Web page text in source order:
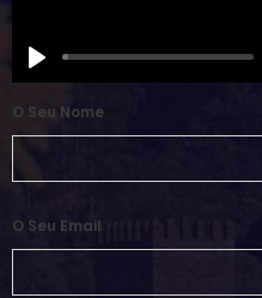
O Seu Nome
O Seu Email